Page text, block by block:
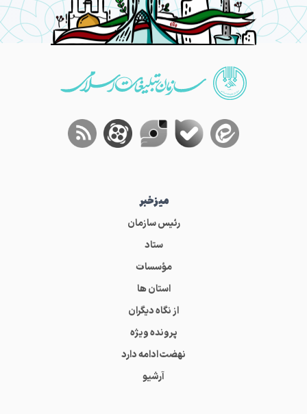
میز‌خبر
رئیس سازمان
ستاد
مؤسسات
استان ها
از نگاه دیگران
پرونده ویژه
نهضت ادامه دارد
آرشیو